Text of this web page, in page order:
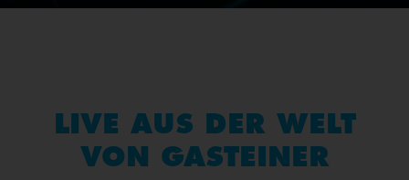
LIVE AUS DER WELT
VON GASTEINER